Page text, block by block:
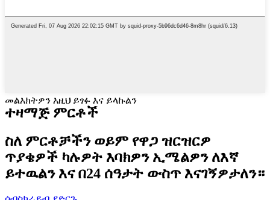
መልእክትዎን እዚህ ይፃፉ እና ይላኩልን
ተዛማጅ ምርቶች
ስለ ምርቶቻችን ወይም የዋጋ ዝርዝርዎ
ጥያቄዎች ካሉዎት እባክዎን ኢሜልዎን ለእኛ
ይተዉልን እና በ24 ሰዓታት ውስጥ እናገኝዎታለን።